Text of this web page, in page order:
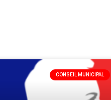
CONSEIL MUNICIPAL